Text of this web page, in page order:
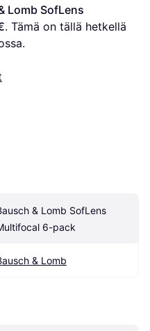
Lomb SofLens
. Tämä on tällä hetkellä
& Lomb SofLens
6-pack
& Lomb